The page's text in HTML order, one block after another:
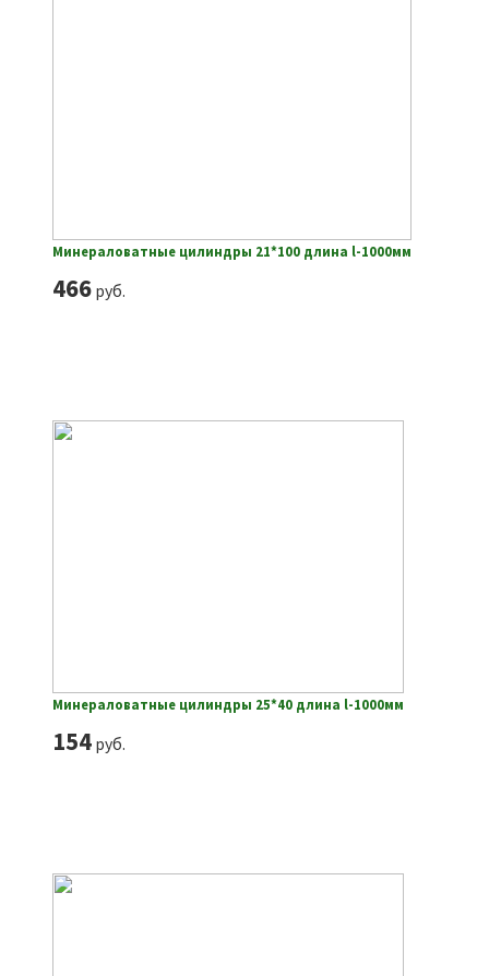
Минераловатные цилиндры 21*100 длина l-1000мм
466руб.
Минераловатные цилиндры 25*40 длина l-1000мм
154руб.